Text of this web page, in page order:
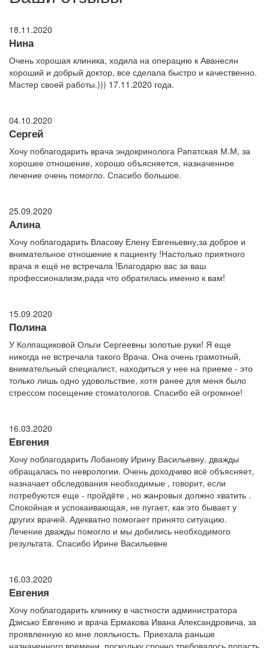
18.11.2020
Нина
Очень хорошая клиника, ходила на операцию к Аванесян
хороший и добрый доктор, все сделала быстро и качественно.
Мастер своей работы.))) 17.11.2020 года.
04.10.2020
Сергей
Хочу поблагодарить врача эндокринолога Рапатская М.М, за
хорошее отношение, хорошо объясняется, назначенное
лечение очень помогло. Спасибо большое.
25.09.2020
Алина
Хочу поблагодарить Власову Елену Евгеньевну,за доброе и
внимательное отношение к пациенту !Настолько приятного
врача я ещё не встречала !Благодарю вас за ваш
профессионализм,рада что обратилась именно к вам!
15.09.2020
Полина
У Колпащиковой Ольги Сергеевны золотые руки! Я еще
никогда не встречала такого Врача. Она очень грамотный,
внимательный специалист, находиться у нее на приеме - это
только лишь одно удовольствие, хотя ранее для меня было
стрессом посещение стоматологов. Спасибо ей огромное!
16.03.2020
Евгения
Хочу поблагодарить Лобанову Ирину Васильевну. дважды
обращалась по неврологии. Очень доходчиво всё объясняет,
назначает обследования необходимые , говорит, если
потребуются еще - пройдёте , но жанровых должно хватить .
Спокойная и успокаивающая, не пугает, как это бывает у
других врачей. Адекватно помогает принято ситуацию.
Лечение дважды помогло и мы добились необходимого
результата. Спасибо Ирине Васильевне
16.03.2020
Евгения
Хочу поблагодарить клинику в частности администратора
Дзисько Евгению и врача Ермакова Ивана Александровича, за
проявленную ко мне лояльность. Приехала раньше